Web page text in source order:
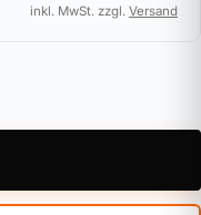
inkl. MwSt. zzgl. Versand